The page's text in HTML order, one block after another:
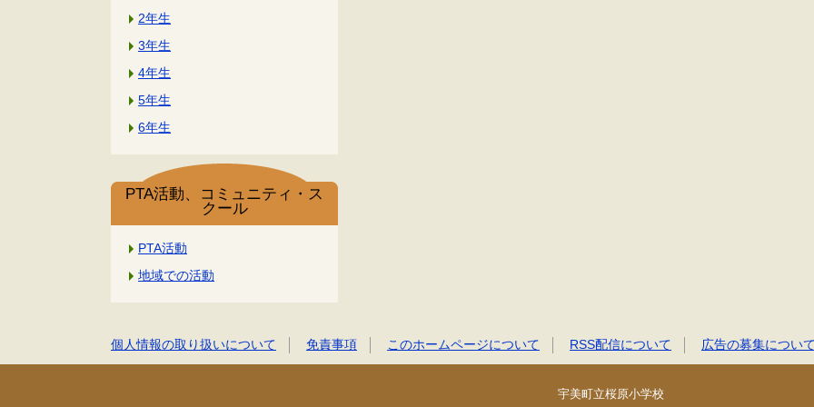
2年生
3年生
4年生
5年生
6年生
PTA活動、コミュニティ・ス
クール
PTA活動
地域での活動
個人情報の取り扱いについて 免責事項 このホームページについて RSS配信について 広告の募集につい
宇美町立桜原小学校